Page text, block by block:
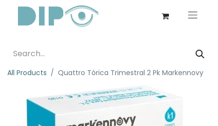
All Products Quattro Tórica Trimestral 2 Pk Markennovy